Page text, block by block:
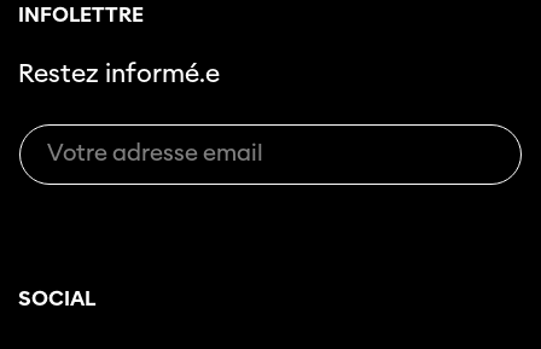
INFOLETTRE
Restez informé.e
SOCIAL